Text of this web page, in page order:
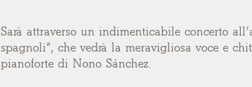
Sarà attraverso un indimenticabile concerto
spagnoli”, che vedrà la meravigliosa voce e
pianoforte di Nono Sánchez.